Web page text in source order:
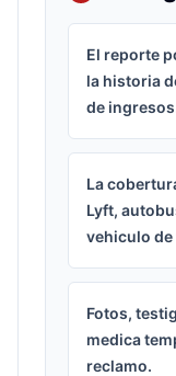
El reporte
la historia
de
La
Lyft,
vehiculo de
Fotos,
medica
reclamo.